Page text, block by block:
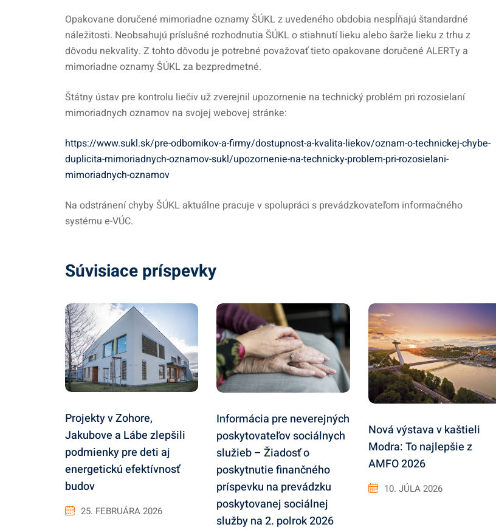
Opakovane doručené mimoriadne oznamy ŠÚKL z uvedeného obdobia nespĺňajú štandardné
náležitosti. Neobsahujú príslušné rozhodnutia ŠÚKL o stiahnutí lieku alebo šarže lieku z trhu z
dôvodu nekvality. Z tohto dôvodu je potrebné považovať tieto opakovane doručené ALERTy a
mimoriadne oznamy ŠÚKL za bezpredmetné.
Štátny ústav pre kontrolu liečiv už zverejnil upozornenie na technický problém pri rozosielaní
mimoriadnych oznamov na svojej webovej stránke:
https://www.sukl.sk/pre-odbornikov-a-firmy/dostupnost-a-kvalita-liekov/oznam-o-technickej-chybe-
duplicita-mimoriadnych-oznamov-sukl/upozornenie-na-technicky-problem-pri-rozosielani-
mimoriadnych-oznamov
Na odstránení chyby ŠÚKL aktuálne pracuje v spolupráci s prevádzkovateľom informačného
systému e-VÚC.
Súvisiace príspevky
Projekty v Zohore,
Jakubove a Lábe zlepšili
podmienky pre deti aj
energetickú efektívnosť
budov
25. FEBRUÁRA 2026
Informácia pre neverejných
poskytovateľov sociálnych
služieb – Žiadosť o
poskytnutie finančného
príspevku na prevádzku
poskytovanej sociálnej
služby na 2. polrok 2026
Nová výstava v kaštieli
Modra: To najlepšie z
AMFO 2026
10. JÚLA 2026